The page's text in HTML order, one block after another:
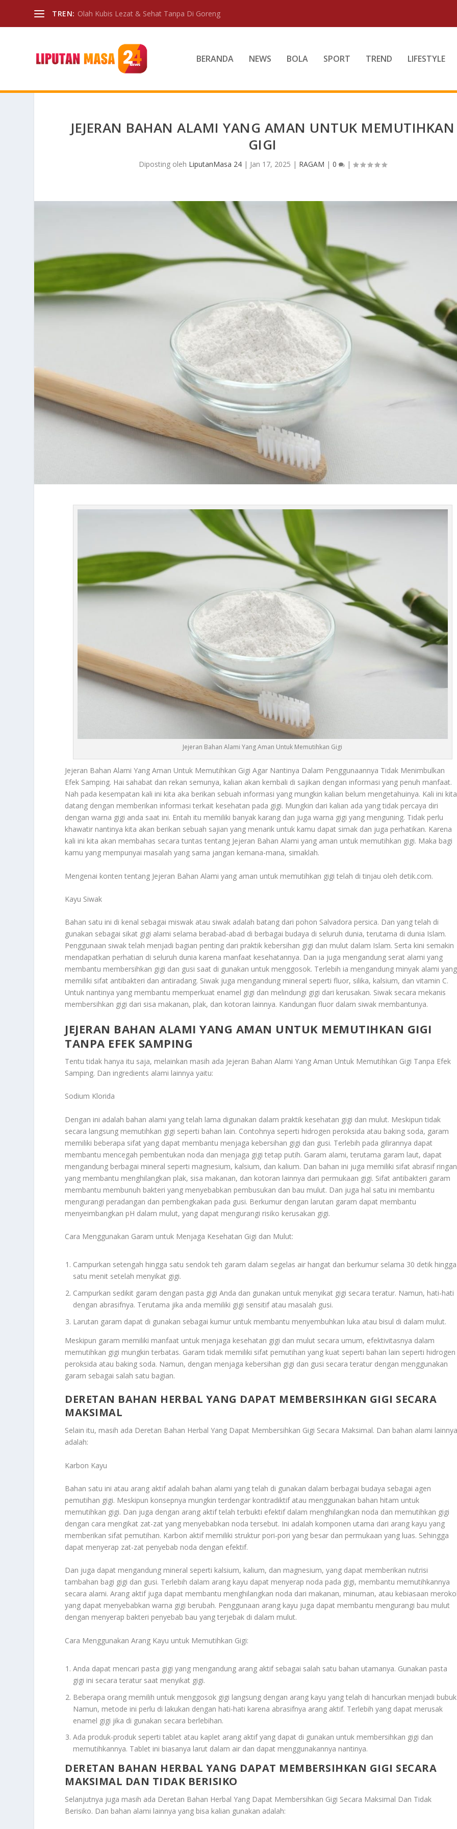
TREN: Olah Kubis Lezat & Sehat Tanpa Di Goreng
BERANDA NEWS BOLA SPORT TREND LIFESTYLE
JEJERAN BAHAN ALAMI YANG AMAN UNTUK MEMUTIHKAN
GIGI
Diposting oleh LiputanMasa 24| Jan 17, 2025 | RAGAM | 0 |
Jejeran Bahan Alami Yang Aman Untuk Memutihkan Gigi
Jejeran Bahan Alami Yang Aman Untuk Memutihkan Gigi Agar Nantinya Dalam Penggunaannya Tidak Menimbulkan
Efek Samping. Hai sahabat dan rekan semunya, kalian akan kembali di sajikan dengan informasi yang penuh manfaat.
Nah pada kesempatan kali ini kita aka berikan sebuah informasi yang mungkin kalian belum mengetahuinya. Kali ini kita
datang dengan memberikan informasi terkait kesehatan pada gigi. Mungkin dari kalian ada yang tidak percaya diri
dengan warna gigi anda saat ini. Entah itu memiliki banyak karang dan juga warna gigi yang menguning. Tidak perlu
khawatir nantinya kita akan berikan sebuah sajian yang menarik untuk kamu dapat simak dan juga perhatikan. Karena
kali ini kita akan membahas secara tuntas tentang Jejeran Bahan Alami yang aman untuk memutihkan gigi. Maka bagi
kamu yang mempunyai masalah yang sama jangan kemana-mana, simaklah.
Mengenai konten tentang Jejeran Bahan Alami yang aman untuk memutihkan gigi telah di tinjau oleh detik.com.
Kayu Siwak
Bahan satu ini di kenal sebagai miswak atau siwak adalah batang dari pohon Salvadora persica. Dan yang telah di
gunakan sebagai sikat gigi alami selama berabad-abad di berbagai budaya di seluruh dunia, terutama di dunia Islam.
Penggunaan siwak telah menjadi bagian penting dari praktik kebersihan gigi dan mulut dalam Islam. Serta kini semakin
mendapatkan perhatian di seluruh dunia karena manfaat kesehatannya. Dan ia juga mengandung serat alami yang
membantu membersihkan gigi dan gusi saat di gunakan untuk menggosok. Terlebih ia mengandung minyak alami yang
memiliki sifat antibakteri dan antiradang. Siwak juga mengandung mineral seperti fluor, silika, kalsium, dan vitamin C.
Untuk nantinya yang membantu memperkuat enamel gigi dan melindungi gigi dari kerusakan. Siwak secara mekanis
membersihkan gigi dari sisa makanan, plak, dan kotoran lainnya. Kandungan fluor dalam siwak membantunya.
JEJERAN BAHAN ALAMI YANG AMAN UNTUK MEMUTIHKAN GIGI
TANPA EFEK SAMPING
Tentu tidak hanya itu saja, melainkan masih ada Jejeran Bahan Alami Yang Aman Untuk Memutihkan Gigi Tanpa Efek
Samping. Dan ingredients alami lainnya yaitu:
Sodium Klorida
Dengan ini adalah bahan alami yang telah lama digunakan dalam praktik kesehatan gigi dan mulut. Meskipun tidak
secara langsung memutihkan gigi seperti bahan lain. Contohnya seperti hidrogen peroksida atau baking soda, garam
memiliki beberapa sifat yang dapat membantu menjaga kebersihan gigi dan gusi. Terlebih pada gilirannya dapat
membantu mencegah pembentukan noda dan menjaga gigi tetap putih. Garam alami, terutama garam laut, dapat
mengandung berbagai mineral seperti magnesium, kalsium, dan kalium. Dan bahan ini juga memiliki sifat abrasif ringan
yang membantu menghilangkan plak, sisa makanan, dan kotoran lainnya dari permukaan gigi. Sifat antibakteri garam
membantu membunuh bakteri yang menyebabkan pembusukan dan bau mulut. Dan juga hal satu ini membantu
mengurangi peradangan dan pembengkakan pada gusi. Berkumur dengan larutan garam dapat membantu
menyeimbangkan pH dalam mulut, yang dapat mengurangi risiko kerusakan gigi.
Cara Menggunakan Garam untuk Menjaga Kesehatan Gigi dan Mulut:
Campurkan setengah hingga satu sendok teh garam dalam segelas air hangat dan berkumur selama 30 detik hingga
satu menit setelah menyikat gigi.
Campurkan sedikit garam dengan pasta gigi Anda dan gunakan untuk menyikat gigi secara teratur. Namun, hati-hati
dengan abrasifnya. Terutama jika anda memiliki gigi sensitif atau masalah gusi.
Larutan garam dapat di gunakan sebagai kumur untuk membantu menyembuhkan luka atau bisul di dalam mulut.
Meskipun garam memiliki manfaat untuk menjaga kesehatan gigi dan mulut secara umum, efektivitasnya dalam
memutihkan gigi mungkin terbatas. Garam tidak memiliki sifat pemutihan yang kuat seperti bahan lain seperti hidrogen
peroksida atau baking soda. Namun, dengan menjaga kebersihan gigi dan gusi secara teratur dengan menggunakan
garam sebagai salah satu bagian.
DERETAN BAHAN HERBAL YANG DAPAT MEMBERSIHKAN GIGI SECARA
MAKSIMAL
Selain itu, masih ada Deretan Bahan Herbal Yang Dapat Membersihkan Gigi Secara Maksimal. Dan bahan alami
adalah:
Karbon Kayu
Bahan satu ini atau arang aktif adalah bahan alami yang telah di gunakan dalam berbagai budaya sebagai agen
pemutihan gigi. Meskipun konsepnya mungkin terdengar kontradiktif atau menggunakan bahan hitam untuk
memutihkan gigi. Dan juga dengan arang aktif telah terbukti efektif dalam menghilangkan noda dan memutihkan gigi
dengan cara mengikat zat-zat yang menyebabkan noda tersebut. Ini adalah komponen utama dari arang kayu yang
memberikan sifat pemutihan. Karbon aktif memiliki struktur pori-pori yang besar dan permukaan yang luas. Sehingga
dapat menyerap zat-zat penyebab noda dengan efektif.
Dan juga dapat mengandung mineral seperti kalsium, kalium, dan magnesium, yang dapat memberikan nutrisi
tambahan bagi gigi dan gusi. Terlebih dalam arang kayu dapat menyerap noda pada gigi, membantu memutihkannya
secara alami. Arang aktif juga dapat membantu menghilangkan noda dari makanan, minuman, atau kebiasaan
yang dapat menyebabkan warna gigi berubah. Penggunaan arang kayu juga dapat membantu mengurangi bau mulut
dengan menyerap bakteri penyebab bau yang terjebak di dalam mulut.
Cara Menggunakan Arang Kayu untuk Memutihkan Gigi:
Anda dapat mencari pasta gigi yang mengandung arang aktif sebagai salah satu bahan utamanya. Gunakan pasta
gigi ini secara teratur saat menyikat gigi.
Beberapa orang memilih untuk menggosok gigi langsung dengan arang kayu yang telah di hancurkan menjadi
Namun, metode ini perlu di lakukan dengan hati-hati karena abrasifnya arang aktif. Terlebih yang dapat merusak
enamel gigi jika di gunakan secara berlebihan.
Ada produk-produk seperti tablet atau kaplet arang aktif yang dapat di gunakan untuk membersihkan gigi dan
memutihkannya. Tablet ini biasanya larut dalam air dan dapat menggunakannya nantinya.
DERETAN BAHAN HERBAL YANG DAPAT MEMBERSIHKAN GIGI SECARA
MAKSIMAL DAN TIDAK BERISIKO
Selanjutnya juga masih ada Deretan Bahan Herbal Yang Dapat Membersihkan Gigi Secara Maksimal Dan Tidak
Berisiko. Dan bahan alami lainnya yang bisa kalian gunakan adalah: